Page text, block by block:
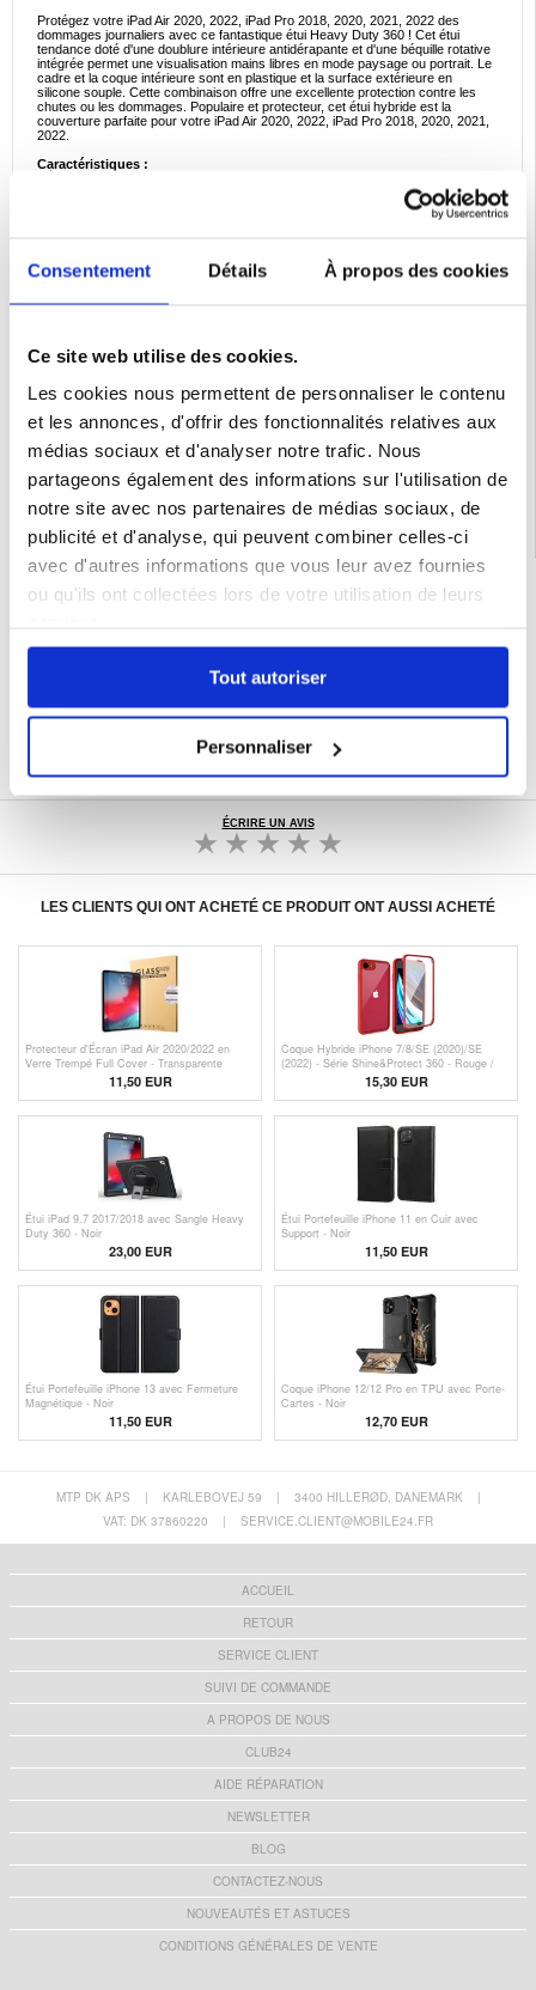
Consentement Détails À propos des cookies
Ce site web utilise des cookies.
Les cookies nous permettent de personnaliser le contenu
et les annonces, d'offrir des fonctionnalités relatives aux
médias sociaux et d'analyser notre trafic. Nous
partageons également des informations sur l'utilisation de
notre site avec nos partenaires de médias sociaux, de
publicité et d'analyse, qui peuvent combiner celles-ci
avec d'autres informations que vous leur avez fournies
ou qu'ils ont collectées lors de votre utilisation de leurs
Tout autoriser
Personnaliser
Protégez votre iPad Air 2020, 2022, iPad Pro 2018, 2020, 2021, 2022 des
dommages journaliers avec ce fantastique étui Heavy Duty 360 ! Cet étui
tendance doté d'une doublure intérieure antidérapante et d'une béquille rotative
intégrée permet une visualisation mains libres en mode paysage ou portrait. Le
cadre et la coque intérieure sont en plastique et la surface extérieure en
silicone souple. Cette combinaison offre une excellente protection contre les
chutes ou les dommages. Populaire et protecteur, cet étui hybride est la
couverture parfaite pour votre iPad Air 2020, 2022, iPad Pro 2018, 2020, 2021,
2022.
Caractéristiques :
- Étui hybride multicouche et absorbant les chocs pour iPad Air 2020, 2022,
degrés.
- Matériau : plastique et silicone
Compatibilité:iPad Air 2020, iPad Air 2022, iPad Pro 2018, iPad Pro 2020, iPad
Emballage:Bulk
EAN: 5714122326416
Catégories associées: Accessoires iPad et accessoires tablette ,Coque &
Accessoires
LIVRAISON RAPIDE
POLITIQUE DE RETOUR DE 30 JOURS
PLUS DE 8 000 000 DE CLIENTS
ÉCRIRE UN AVIS
LES CLIENTS QUI ONT ACHETÉ CE PRODUIT ONT AUSSI ACHETÉ
Protecteur d'Écran iPad Air 2020/2022 en
Verre Trempé Full Cover - Transparente
11,50 EUR
Coque Hybride iPhone 7/8/SE (2020)/SE
(2022) - Série Shine&Protect 360 - Rouge /
15,30 EUR
Étui iPad 9.7 2017/2018 avec Sangle Heavy
Duty 360 - Noir
23,00 EUR
Étui Portefeuille iPhone 11 en Cuir avec
Support - Noir
11,50 EUR
Étui Portefeuille iPhone 13 avec Fermeture
Magnétique - Noir
11,50 EUR
Coque iPhone 12/12 Pro en TPU avec Porte-
Cartes - Noir
12,70 EUR
MTP DK APS | KARLEBOVEJ 59 | 3400 HILLERØD, DANEMARK
|
VAT: DK 37860220
| SERVICE.CLIENT@MOBILE24.FR
ACCUEIL
RETOUR
SERVICE CLIENT
SUIVI DE COMMANDE
A PROPOS DE NOUS
CLUB24
AIDE RÉPARATION
NEWSLETTER
BLOG
CONTACTEZ-NOUS
NOUVEAUTÉS ET ASTUCES
CONDITIONS GÉNÉRALES DE VENTE